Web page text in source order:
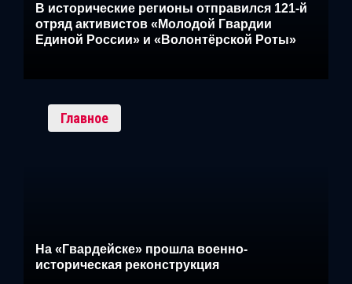
В исторические регионы отправился 121-й
отряд активистов «Молодой Гвардии
Единой России» и «Волонтёрской Роты»
Главное
На «Гвардейске» прошла военно-
историческая реконструкция